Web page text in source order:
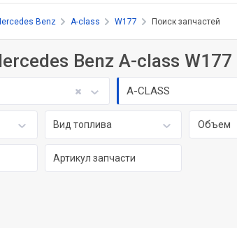
Benz A-class W177 Поиск запчастей
Benz A-class
A-CLASS
Вид топлива Объем